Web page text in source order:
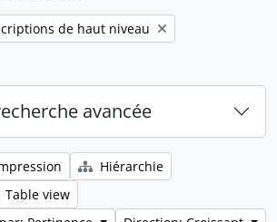
de haut niveau
avancée
Hiérarchie
Table view